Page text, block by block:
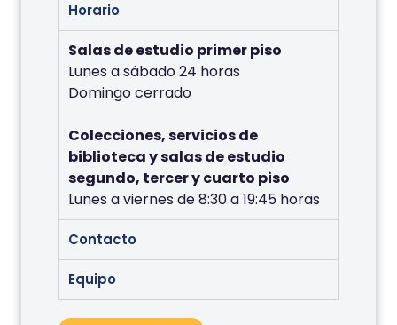
Horario
Salas de estudio primer piso
Lunes a sábado 24 horas
Domingo cerrado
Colecciones, servicios de
biblioteca y salas de estudio
segundo, tercer y cuarto piso
Lunes a viernes de 8:30 a 19:45 horas
Contacto
Equipo